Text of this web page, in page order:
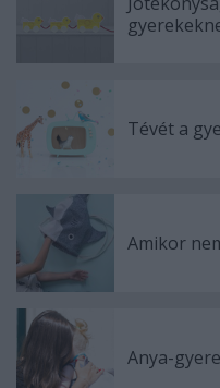
Tévét a
Amikor
Anya-